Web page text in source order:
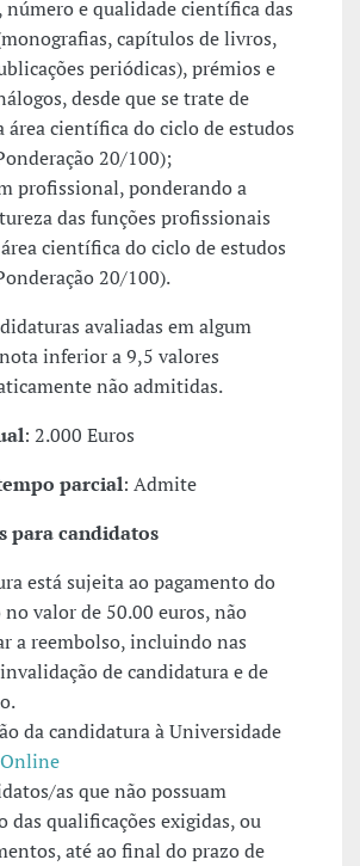
número e qualidade científica das
capítulos de livros,
periódicas), prémios e
desde que se trate de
área científica do ciclo de estudos
20/100);
profissional, ponderando a
das funções profissionais
científica do ciclo de estudos
20/100).
avaliadas em algum
inferior a 9,5 valores
não admitidas.
: 2.000 Euros
parcial: Admite
para candidatos
está sujeita ao pagamento do
valor de 50.00 euros, não
a reembolso, incluindo nas
de candidatura e de
da candidatura à Universidade
Online
as que não possuam
das qualificações exigidas, ou
até ao final do prazo de